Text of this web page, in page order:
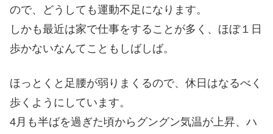
ので、どうしても運動不足になります。
しかも最近は家で仕事をすることが多く、ほぼ１日
歩かないなんてこともしばしば。
ほっとくと足腰が弱りまくるので、休日はなるべく
歩くようにしています。
4月も半ばを過ぎた頃からグングン気温が上昇、ハ